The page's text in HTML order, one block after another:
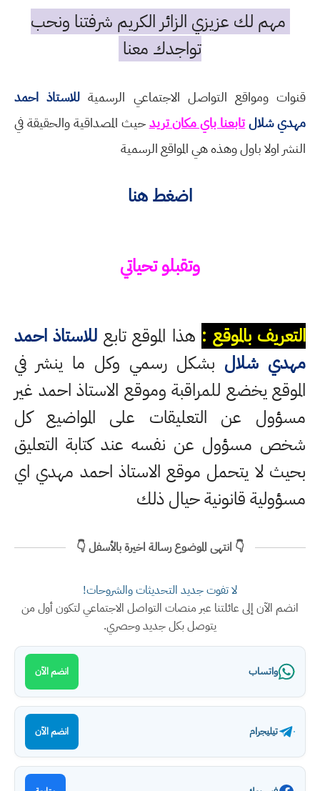
مهم لك عزيزي الزائر الكريم شرفتنا ونحب
تواجدك معنا
قنوات ومواقع التواصل الاجتماعي الرسمية للاستاذ احمد
مهدي شلالتابعنا باي مكان تريدحيث المصداقية والحقيقة في
النشر اولا باول وهذه هي المواقع الرسمية
اضغط هنا
وتقبلو تحياتي
التعريف بالموقع : هذا الموقع تابع للاستاذ احمد
مهدي شلال بشكل رسمي وكل ما ينشر في
الموقع يخضع للمراقبة وموقع الاستاذ احمد غير
مسؤول عن التعليقات على المواضيع كل
شخص مسؤول عن نفسه عند كتابة التعليق
بحيث لا يتحمل موقع الاستاذ احمد مهدي اي
مسؤولية قانونية حيال ذلك
👇 انتهى الموضوع رسالة اخيرة بالأسفل 👇
لا تفوت جديد التحديثات والشروحات!
انضم الآن إلى عائلتنا عبر منصات التواصل الاجتماعي لتكون أول من
يتوصل بكل جديد وحصري.
واتساب انضم الآن
تيليجرام انضم الآن